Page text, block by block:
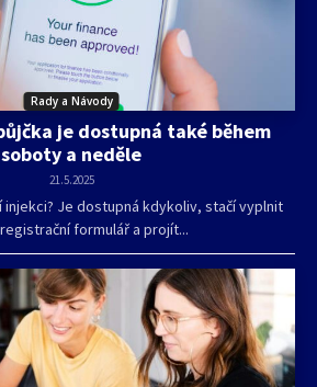
Rady a Návody
je dostupná také během
soboty a neděle
21.5.2025
injekci? Je dostupná kdykoliv, stačí vyplnit
formulář a projít...